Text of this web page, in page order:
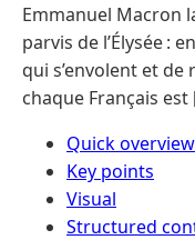
Emmanuel Macron
parvis de l’Élysée :
qui s’envolent et de
chaque Français
Quick overview
Key points
Visual
Structured